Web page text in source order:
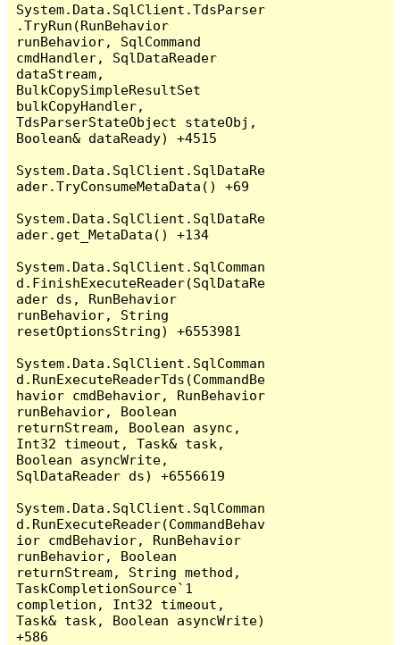
System.Data.SqlClient.TdsParser
.TryRun(RunBehavior
runBehavior, SqlCommand
cmdHandler, SqlDataReader
dataStream,
BulkCopySimpleResultSet
bulkCopyHandler,
TdsParserStateObject stateObj,
Boolean& dataReady) +4515
System.Data.SqlClient.SqlDataRe
ader.TryConsumeMetaData() +69
System.Data.SqlClient.SqlDataRe
ader.get_MetaData() +134
System.Data.SqlClient.SqlComman
d.FinishExecuteReader(SqlDataRe
ader ds, RunBehavior
runBehavior, String
resetOptionsString) +6553981
System.Data.SqlClient.SqlComman
d.RunExecuteReaderTds(CommandBe
havior cmdBehavior, RunBehavior
runBehavior, Boolean
returnStream, Boolean async,
Int32 timeout, Task& task,
Boolean asyncWrite,
SqlDataReader ds) +6556619
System.Data.SqlClient.SqlComman
d.RunExecuteReader(CommandBehav
ior cmdBehavior, RunBehavior
runBehavior, Boolean
returnStream, String method,
TaskCompletionSource`1
completion, Int32 timeout,
Task& task, Boolean asyncWrite)
+586